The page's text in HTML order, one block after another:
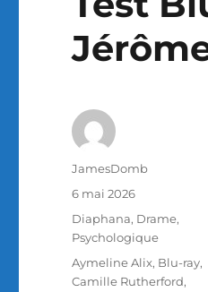
Auteur
JamesDomb
Publié
6 mai 2026
Catégories
Diaphana, Drame,
Psychologique
Étiquettes
Aymeline Alix, Blu-ray,
Camille Rutherford,